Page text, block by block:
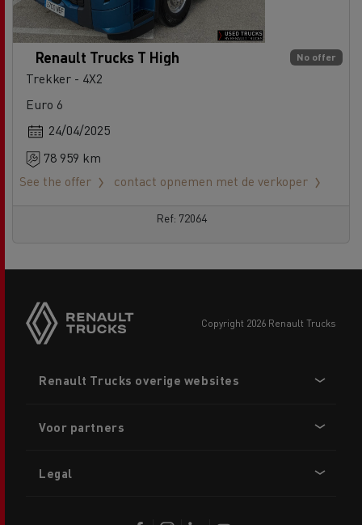
No offer
Renault Trucks T High
Trekker - 4X2
Euro 6
24/04/2025
78 959 km
See the offer
contact opnemen met de verkoper
Ref: 72064
copyright 2026 Renault Trucks
menu
Renault Trucks overige websites
Voor partners
Legal